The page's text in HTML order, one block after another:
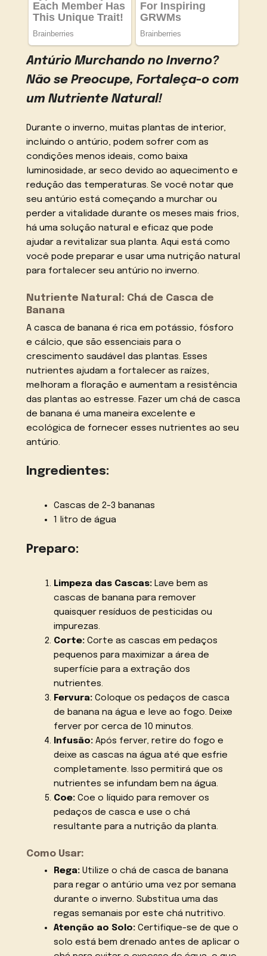
Antúrio Murchando no Inverno?
Não se Preocupe, Fortaleça-o com
um Nutriente Natural!
Durante o inverno, muitas plantas de interior,
incluindo o antúrio, podem sofrer com as
condições menos ideais, como baixa
luminosidade, ar seco devido ao aquecimento e
redução das temperaturas. Se você notar que
seu antúrio está começando a murchar ou
perder a vitalidade durante os meses mais frios,
há uma solução natural e eficaz que pode
ajudar a revitalizar sua planta. Aqui está como
você pode preparar e usar uma nutrição natural
para fortalecer seu antúrio no inverno.
Nutriente Natural: Chá de Casca de
Banana
A casca de banana é rica em potássio, fósforo
e cálcio, que são essenciais para o
crescimento saudável das plantas. Esses
nutrientes ajudam a fortalecer as raízes,
melhoram a floração e aumentam a resistência
das plantas ao estresse. Fazer um chá de casca
de banana é uma maneira excelente e
ecológica de fornecer esses nutrientes ao seu
antúrio.
Ingredientes:
Cascas de 2-3 bananas
1 litro de água
Preparo:
Limpeza das Cascas:Lave bem as
cascas de banana para remover
quaisquer resíduos de pesticidas ou
impurezas.
Corte:Corte as cascas em pedaços
pequenos para maximizar a área de
superfície para a extração dos
nutrientes.
Fervura:Coloque os pedaços de casca
de banana na água e leve ao fogo. Deixe
ferver por cerca de 10 minutos.
Infusão:Após ferver, retire do fogo e
deixe as cascas na água até que esfrie
completamente. Isso permitirá que os
nutrientes se infundam bem na água.
Coe:Coe o líquido para remover os
pedaços de casca e use o chá
resultante para a nutrição da planta.
Como Usar:
Rega:Utilize o chá de casca de banana
para regar o antúrio uma vez por semana
durante o inverno. Substitua uma das
regas semanais por este chá nutritivo.
Atenção ao Solo:Certifique-se de que o
solo está bem drenado antes de aplicar o